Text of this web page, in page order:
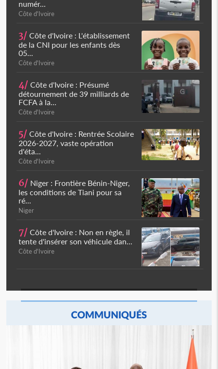
numér...
Côte d'Ivoire
3/ Côte d'Ivoire : L'établissement
de la CNI pour les enfants dès
05...
Côte d'Ivoire
4/ Côte d'Ivoire : Présumé
détournement de 39 milliards de
FCFA à la...
Côte d'Ivoire
5/ Côte d'Ivoire : Rentrée Scolaire
2026-2027, vaste opération
d'éta...
Côte d'Ivoire
6/ Niger : Frontière Bénin-Niger,
les conditions de Tiani pour sa
ré...
Niger
7/ Côte d'Ivoire : Non en règle, il
tente d'insérer son véhicule dan...
Côte d'Ivoire
COMMUNIQUÉS